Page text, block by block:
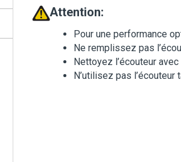
Attention:
Pour une performance
Ne remplissez pas
Nettoyez l’écouteur
N’utilisez pas l’écouteur